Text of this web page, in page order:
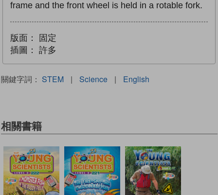
frame and the front wheel is held in a rotable fork.
版面：
固定
插圖：
許多
關鍵字詞： STEM | Science | English
相關書籍